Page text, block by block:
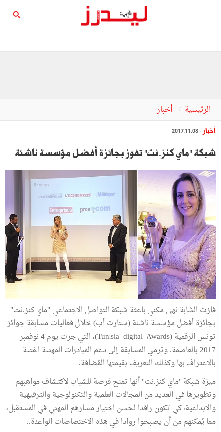
الرئيسية أخبار
أخبار - 2017.11.08
شبكة "ماي كنز.نت" تفوز بجائزة أفضل مؤسسة ناشئة
فازت الشابة نهى مكني باعثة شبكة التواصل الاجتماعي "ماي كنز.نت"
بجائزة أفضل مؤسسة ناشئة (ستارت أب) خلال فعاليات مسابقة جوائز
تونس الرقمية (Tunisia digital Awards)، التي جرت يوم 4 نوفمبر
2017 بالعاصمة. وترمي المسابقة إلى دعم المبادرات المهنية الفتية
بالاعتراف بها وكذلك التعريف بقيمتها المُضافة.
ميزة شبكة "ماي كنز.نت" أنها تمنح فرصة للشباب لاكتشاف مواهبهم
وتطويرها في العديد من المجالات العلمية والتكنولوجية والترفيهية
والابداعية، كي تكون رافدا لحسن اختيار مسارهم المهني في المستقبل،
مما يُمكنهم من أن يصبحوا روادا في هذه الاختصاصات الواعدة..